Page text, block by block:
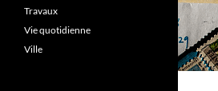
Travaux
Vie quotidienne
Ville